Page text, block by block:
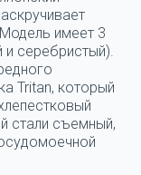
имеет 3
серебристый).
Tritan, который
стали съемный,